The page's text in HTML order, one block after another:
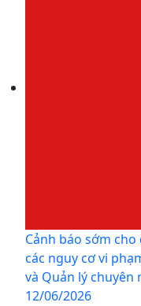
Cảnh báo sớm
các nguy cơ vi
và Quản lý chuyên
12/06/2026